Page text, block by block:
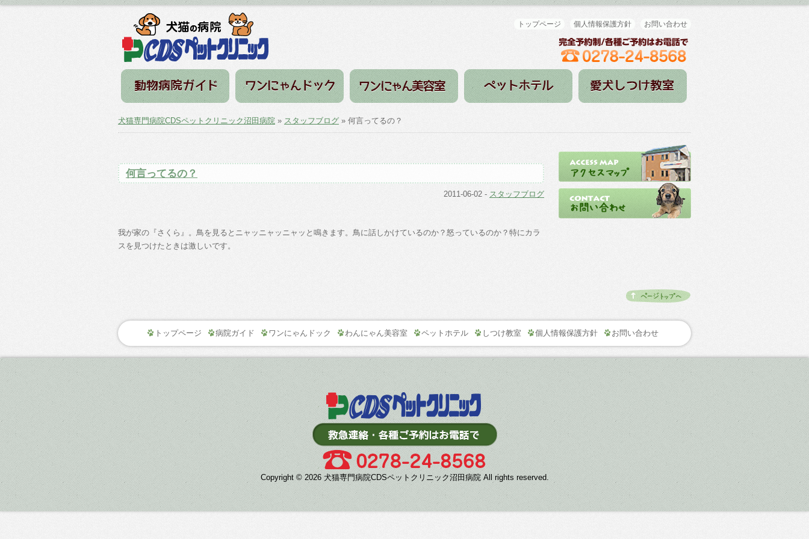
トップページ 個人情報保護方針 お問い合わせ
犬猫専門病院CDSペットクリニック沼田病院 » スタッフブログ » 何言ってるの？
何言ってるの？
2011-06-02 - スタッフブログ
我が家の『さくら』。鳥を見るとニャッニャッニャッと鳴きます。鳥に話しかけているのか？怒っているのか？特にカラ
スを見つけたときは激しいです。
トップページ 病院ガイド ワンにゃんドック わんにゃん美容室 ペットホテル しつけ教室 個人情報保護方針 お問い合わせ
Copyright © 2026 犬猫専門病院CDSペットクリニック沼田病院 All rights reserved.